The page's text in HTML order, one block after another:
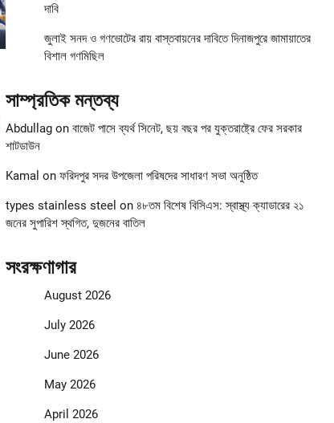
দাবি
জুলাই সনদ ও গণভোটের রায় বাস্তবায়নের দাবিতে দিনাজপুরে জামায়াতের
বিশাল গণমিছিল
সাম্প্রতিক মন্তব্য
Abdullagon বাজেট পাসে ব্যর্থ সিনেট, ছয় বছর পর যুক্তরাষ্ট্রে ফের সরকার
শাটডাউন
Kamal on ফরিদপুর সদর উপজেলা পরিষদের সাধারণ সভা অনুষ্ঠিত
types stainless steel on ৪৮তম বিশেষ বিসিএস: স্বাস্থ্য ক্যাডারের ২১
জনের সুপারিশ স্থগিত, দুজনের বাতিল
সংরক্ষণাগার
August 2026
July 2026
June 2026
May 2026
April 2026